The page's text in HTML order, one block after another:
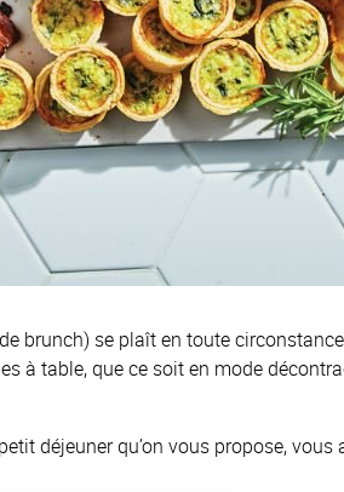
brunch) se plaît en toute
à table, que ce soit en mode
déjeuner qu’on vous propose, vous